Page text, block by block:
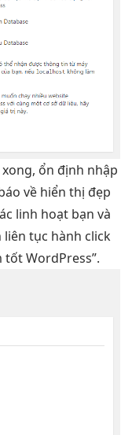
ổn định nhập
về hiển thị đẹp
linh hoạt bạn và
liên tục hành click
tốtWordPress”.